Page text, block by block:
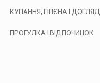
КУПАННЯ, ГІГІЄНА І ДОГЛЯД
ПРОГУЛКА І ВІДПОЧИНОК